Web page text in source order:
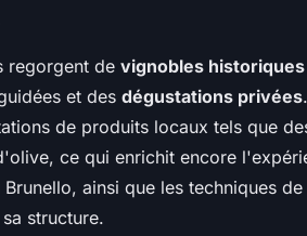
regorgent de vignobles historiques
et des dégustations privées
de produits locaux tels que
ce qui enrichit encore
Brunello, ainsi que les techniques
structure.